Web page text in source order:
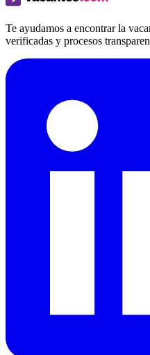
Te ayudamos a encontrar la
verificadas y procesos